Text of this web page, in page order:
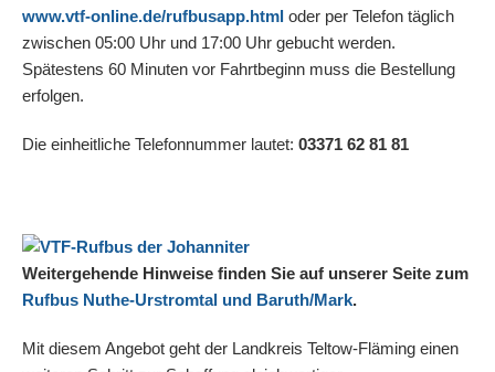
www.vtf-online.de/rufbusapp.html oder per Telefon täglich
zwischen 05:00 Uhr und 17:00 Uhr gebucht werden.
Spätestens 60 Minuten vor Fahrtbeginn muss die Bestellung
erfolgen.
Die einheitliche Telefonnummer lautet: 03371 62 81 81
Weitergehende Hinweise finden Sie auf unserer Seite zum
Rufbus Nuthe-Urstromtal und Baruth/Mark.
Mit diesem Angebot geht der Landkreis Teltow-Fläming einen